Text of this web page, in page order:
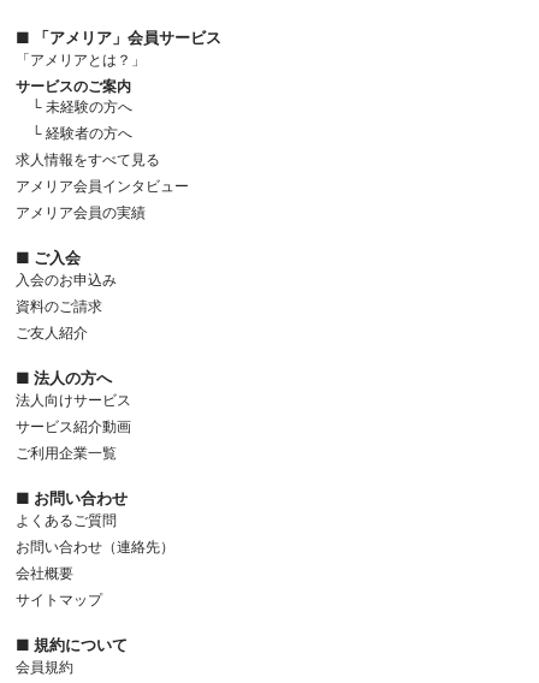
■ 「アメリア」会員サービス
「アメリアとは？」
サービスのご案内
└ 未経験の方へ
└ 経験者の方へ
求人情報をすべて見る
アメリア会員インタビュー
アメリア会員の実績
■ ご入会
入会のお申込み
資料のご請求
ご友人紹介
■ 法人の方へ
法人向けサービス
サービス紹介動画
ご利用企業一覧
■ お問い合わせ
よくあるご質問
お問い合わせ（連絡先）
会社概要
サイトマップ
■ 規約について
会員規約